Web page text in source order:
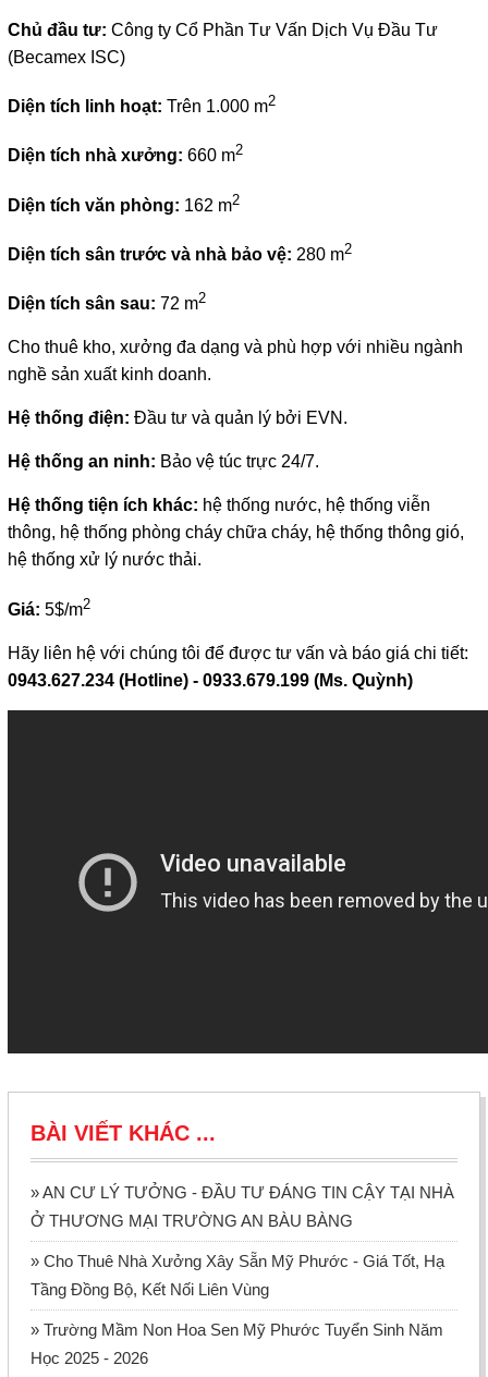
Chủ đầu tư: Công ty Cổ Phần Tư Vấn Dịch Vụ Đầu Tư
(Becamex ISC)
Diện tích linh hoạt: Trên 1.000 m2
Diện tích nhà xưởng: 660 m2
Diện tích văn phòng: 162 m2
Diện tích sân trước và nhà bảo vệ: 280 m2
Diện tích sân sau: 72 m2
Cho thuê kho, xưởng đa dạng và phù hợp với nhiều ngành
nghề sản xuất kinh doanh.
Hệ thống điện: Đầu tư và quản lý bởi EVN.
Hệ thống an ninh: Bảo vệ túc trực 24/7.
Hệ thống tiện ích khác: hệ thống nước, hệ thống viễn
thông, hệ thống phòng cháy chữa cháy, hệ thống thông gió,
hệ thống xử lý nước thải.
Giá: 5$/m2
Hãy liên hệ với chúng tôi để được tư vấn và báo giá chi tiết:
0943.627.234 (Hotline) - 0933.679.199 (Ms. Quỳnh)
BÀI VIẾT KHÁC ...
» AN CƯ LÝ TƯỞNG - ĐẦU TƯ ĐÁNG TIN CẬY TẠI NHÀ
Ở THƯƠNG MẠI TRƯỜNG AN BÀU BÀNG
» Cho Thuê Nhà Xưởng Xây Sẵn Mỹ Phước - Giá Tốt, Hạ
Tầng Đồng Bộ, Kết Nối Liên Vùng
» Trường Mầm Non Hoa Sen Mỹ Phước Tuyển Sinh Năm
Học 2025 - 2026